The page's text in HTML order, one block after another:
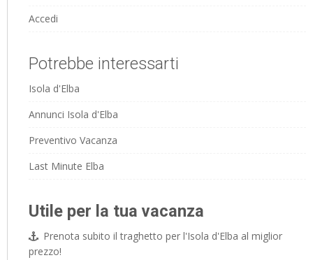
Accedi
Potrebbe interessarti
Isola d'Elba
Annunci Isola d'Elba
Preventivo Vacanza
Last Minute Elba
Utile per la tua vacanza
Prenota subito il traghetto per l'Isola d'Elba al miglior
prezzo!